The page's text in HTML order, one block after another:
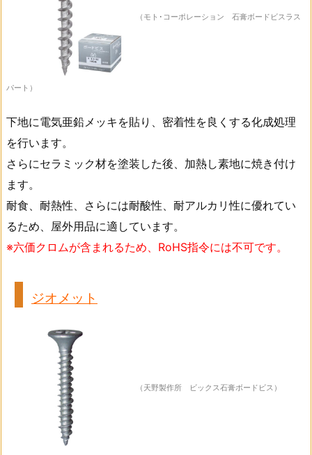
（モト･コーポレーション 石膏ボードビスラス
パート）
下地に電気亜鉛メッキを貼り、密着性を良くする化成処理
を行います。
さらにセラミック材を塗装した後、加熱し素地に焼き付け
ます。
耐食、耐熱性、さらには耐酸性、耐アルカリ性に優れてい
るため、屋外用品に適しています。
※六価クロムが含まれるため、RoHS指令には不可です。
ジオメット
（天野製作所 ビックス石膏ボードビス）